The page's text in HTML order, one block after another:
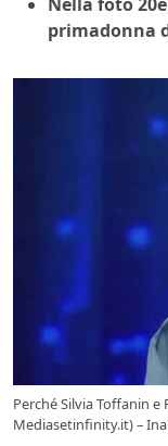
primadonna
Perché Silvia Toffanin
Mediasetinfinity.it) –